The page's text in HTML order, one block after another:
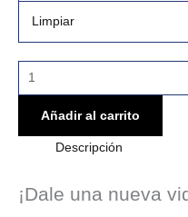
Limpiar
Añadir al carrito
Descripción
¡Dale una nueva